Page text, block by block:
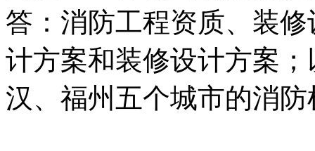
答：消防工程资质、装
计方案和装修设计方案
汉、福州五个城市的消